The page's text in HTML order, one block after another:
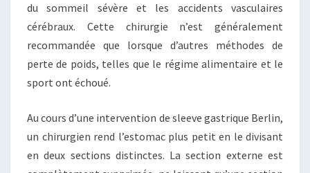
du sommeil sévère et les accidents vasculaires
cérébraux. Cette chirurgie n’est généralement
recommandée que lorsque d’autres méthodes de
perte de poids, telles que le régime alimentaire et le
sport ont échoué.
Au cours d’une intervention de sleeve gastrique Berlin,
un chirurgien rend l’estomac plus petit en le divisant
en deux sections distinctes. La section externe est